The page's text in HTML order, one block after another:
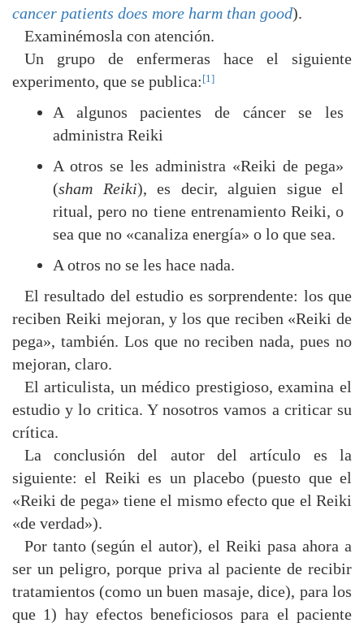
cancer patients does more harm than good).
Examinémosla con atención.
Un grupo de enfermeras hace el siguiente
experimento, que se publica: [1]
A algunos pacientes de cáncer se les
administra Reiki
A otros se les administra «Reiki de pega»
(sham Reiki), es decir, alguien sigue el
ritual, pero no tiene entrenamiento Reiki, o
sea que no «canaliza energía» o lo que sea.
A otros no se les hace nada.
El resultado del estudio es sorprendente: los que
reciben Reiki mejoran, y los que reciben «Reiki de
pega», también. Los que no reciben nada, pues no
mejoran, claro.
El articulista, un médico prestigioso, examina el
estudio y lo critica. Y nosotros vamos a criticar su
crítica.
La conclusión del autor del artículo es la
siguiente: el Reiki es un placebo (puesto que el
«Reiki de pega» tiene el mismo efecto que el Reiki
«de verdad»).
Por tanto (según el autor), el Reiki pasa ahora a
ser un peligro, porque priva al paciente de recibir
tratamientos (como un buen masaje, dice), para los
que 1) hay efectos beneficiosos para el paciente